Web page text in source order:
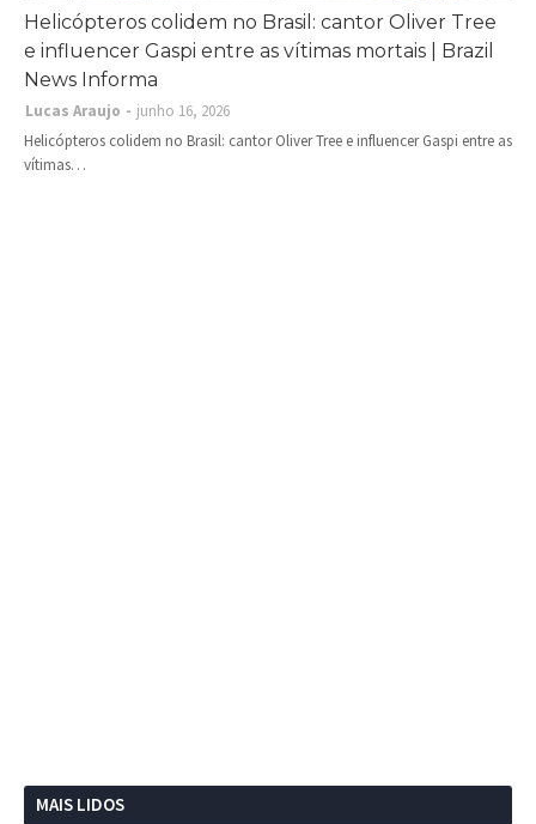
Helicópteros colidem no Brasil: cantor Oliver Tree
e influencer Gaspi entre as vítimas mortais | Brazil
News Informa
Lucas Araujo
junho 16, 2026
Helicópteros colidem no Brasil: cantor Oliver Tree e influencer Gaspi entre as
vítimas…
MAIS LIDOS